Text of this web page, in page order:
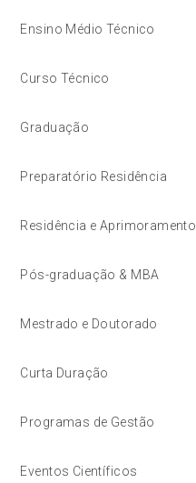
Ensino Médio Técnico
Curso Técnico
Graduação
Preparatório Residência
Residência e Aprimoramento
Pós-graduação & MBA
Mestrado e Doutorado
Curta Duração
Programas de Gestão
Eventos Científicos